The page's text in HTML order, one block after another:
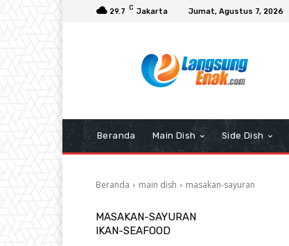
29.7 C Jakarta Jumat, Agustus 7, 2026
Beranda Main Dish Side Dish
Beranda main dish masakan-sayuran
MASAKAN-SAYURAN
IKAN-SEAFOOD